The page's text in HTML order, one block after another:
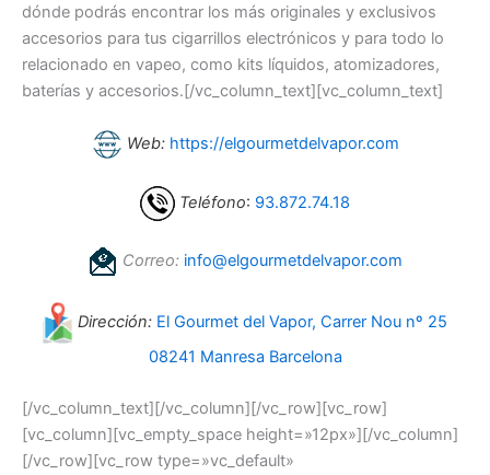
dónde podrás encontrar los más originales y exclusivos
accesorios para tus cigarrillos electrónicos y para todo lo
relacionado en vapeo, como kits líquidos, atomizadores,
baterías y accesorios.[/vc_column_text][vc_column_text]
Web: https://elgourmetdelvapor.com
Teléfono: 93.872.74.18
Correo: info@elgourmetdelvapor.com
Dirección: El Gourmet del Vapor, Carrer Nou nº 25
08241 Manresa Barcelona
[/vc_column_text][/vc_column][/vc_row][vc_row]
[vc_column][vc_empty_space height=»12px»][/vc_column]
[/vc_row][vc_row type=»vc_default»